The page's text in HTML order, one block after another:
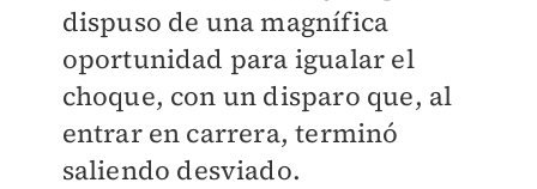
dispuso de una magnífica
oportunidad para igualar el
choque, con un disparo que, al
entrar en carrera, terminó
saliendo desviado.